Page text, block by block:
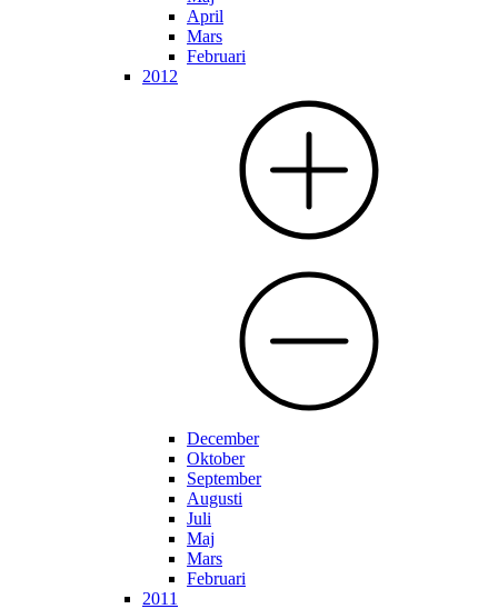
April
Mars
Februari
2012
December
Oktober
September
Augusti
Juli
Maj
Mars
Februari
2011